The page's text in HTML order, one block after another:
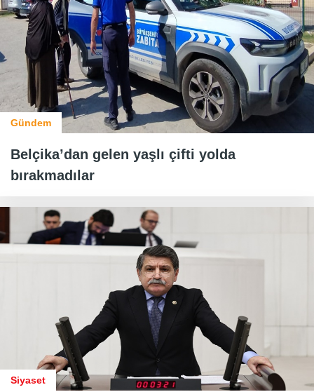
Gündem
Belçika’dan gelen yaşlı çifti yolda
bırakmadılar
Siyaset